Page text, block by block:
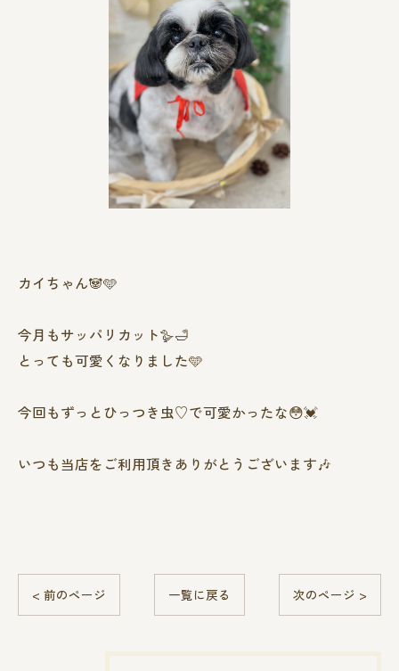
カイちゃん🐼🩵
今月もサッパリカット🪿🛁
とっても可愛くなりました🩵
今回もずっとひっつき虫♡で可愛かったな😳💓
いつも当店をご利用頂きありがとうございます🎶
< 前のページ 一覧に戻る 次のページ >